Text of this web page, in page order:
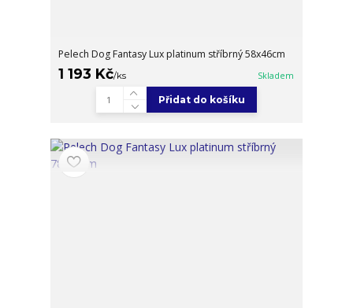
Pelech Dog Fantasy Lux platinum stříbrný 58x46cm
1 193 Kč/ks Skladem
Přidat do košíku